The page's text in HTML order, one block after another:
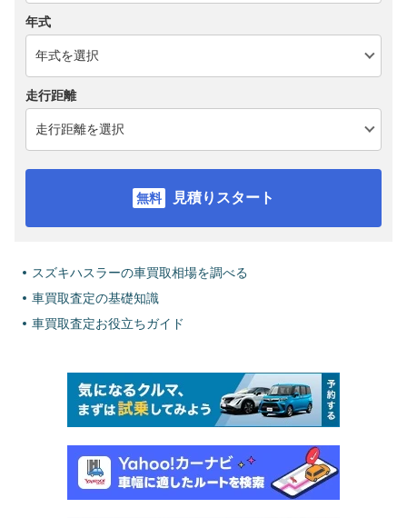
年式
走行距離
見積りスタート
スズキハスラーの車買取相場を調べる
車買取査定の基礎知識
車買取査定お役立ちガイド